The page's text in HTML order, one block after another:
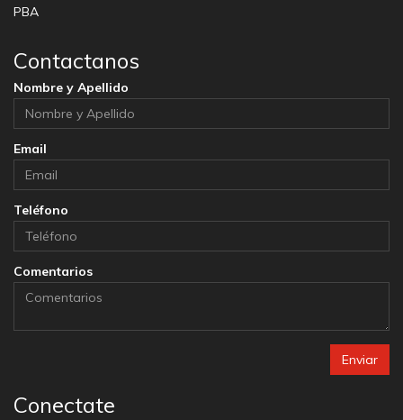
PBA
Contactanos
Nombre y Apellido
Email
Teléfono
Comentarios
Enviar
Conectate